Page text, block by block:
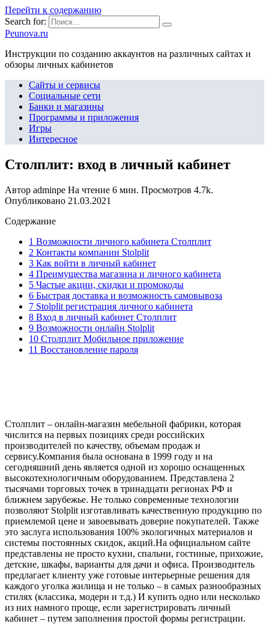
Перейти к содержанию
Search for:
Peunova.ru
Инструкции по созданию аккаунтов на различных сайтах и
обзоры личных кабинетов
Сайты и сервисы
Социальные сети
Банки и магазины
Программы и приложения
Игры
Интересное
Столплит: вход в личный кабинет
Автор adminpe На чтение 6 мин. Просмотров 4.7k.
Опубликовано 21.03.2021
Содержание
1 Возможности личного кабинета Столплит
2 Контакты компании Stolplit
3 Как войти в личный кабинет
4 Преимущества магазина и личного кабинета
5 Частые акции, скидки и промокоды
6 Быстрая доставка и возможность самовывоза
7 Stolplit регистрация личного кабинета
8 Вход в личный кабинет Столплит
9 Возможности онлайн Stolplit
10 Столплит Мобильное приложение
11 Восстановление пароля
Столплит – онлайн-магазин мебельной фабрики, которая
числится на первых позициях среди российских
производителей по качеству, объемам продаж и
сервису.Компания была основана в 1999 году и на
сегодняшний день является одной из хорошо оснащенных
высокотехнологичным оборудованием. Представлена 2
тысячами торговых точек в тринадцати регионах РФ и
ближнем зарубежье. Не только современные технологии
позволяют Stolplit изготавливать качественную продукцию по
приемлемой цене и завоевывать доверие покупателей. Также
это заслуга использования 100% экологичных материалов и
системы постоянных скидок, акций.На официальном сайте
представлены не просто кухни, спальни, гостиные, прихожие,
детские, шкафы, варианты для дачи и офиса. Производитель
предлагает клиенту уже готовые интерьерные решения для
каждого уголка жилища и не только – в самых разнообразных
стилях (классика, модерн и т.д.) И купить одно или несколько
из них намного проще, если зарегистрировать личный
кабинет – путем заполнения простой формы регистрации.